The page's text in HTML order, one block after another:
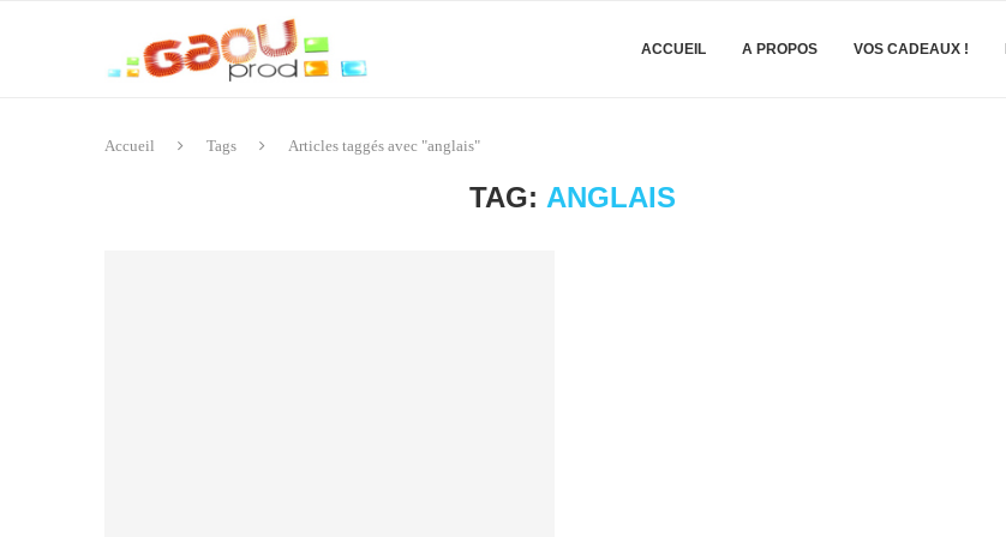
ACCUEIL A PROPOS VOS CADEAUX !
Accueil Tags Articles taggés avec "anglais"
TAG: ANGLAIS